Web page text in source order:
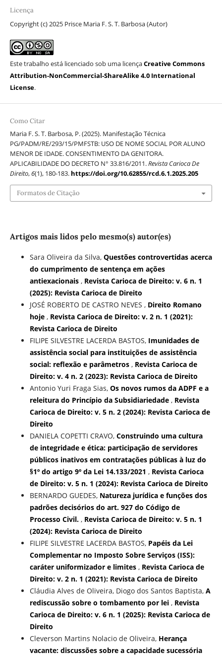
Licença
Copyright (c) 2025 Prisce Maria F. S. T. Barbosa (Autor)
Este trabalho está licenciado sob uma licençaCreative Commons
Attribution-NonCommercial-ShareAlike 4.0 International
License.
Como Citar
Maria F. S. T. Barbosa, P. (2025). Manifestação Técnica
PG/PADM/RE/293/15/PMFSTB: USO DE NOME SOCIAL POR ALUNO
MENOR DE IDADE. CONSENTIMENTO DA GENITORA.
APLICABILIDADE DO DECRETO N° 33.816/2011.Revista Carioca De
Direito,6(1), 180-183. https://doi.org/10.62855/rcd.6.1.2025.205
Formatos de Citação
Artigos mais lidos pelo mesmo(s) autor(es)
Sara Oliveira da Silva, Questões controvertidas acerca
do cumprimento de sentença em ações
antiexacionais , Revista Carioca de Direito: v. 6 n. 1
(2025): Revista Carioca de Direito
JOSÉ ROBERTO DE CASTRO NEVES , Direito Romano
hoje , Revista Carioca de Direito: v. 2 n. 1 (2021):
Revista Carioca de Direito
FILIPE SILVESTRE LACERDA BASTOS, Imunidades de
assistência social para instituições de assistência
social: reflexão e parâmetros , Revista Carioca de
Direito: v. 4 n. 2 (2023): Revista Carioca de Direito
Antonio Yuri Fraga Sias, Os novos rumos da ADPF e a
releitura do Princípio da Subsidiariedade , Revista
Carioca de Direito: v. 5 n. 2 (2024): Revista Carioca de
Direito
DANIELA COPETTI CRAVO, Construindo uma cultura
de integridade e ética: participação de servidores
públicos inativos em contratações públicas à luz do
§1º do artigo 9º da Lei 14.133/2021 , Revista Carioca
de Direito: v. 5 n. 1 (2024): Revista Carioca de Direito
BERNARDO GUEDES, Natureza jurídica e funções dos
padrões decisórios do art. 927 do Código de
Processo Civil. , Revista Carioca de Direito: v. 5 n. 1
(2024): Revista Carioca de Direito
FILIPE SILVESTRE LACERDA BASTOS, Papéis da Lei
Complementar no Imposto Sobre Serviços (ISS):
caráter uniformizador e limites , Revista Carioca de
Direito: v. 2 n. 1 (2021): Revista Carioca de Direito
Cláudia Alves de Oliveira, Diogo dos Santos Baptista, A
rediscussão sobre o tombamento por lei , Revista
Carioca de Direito: v. 6 n. 1 (2025): Revista Carioca de
Direito
Cleverson Martins Nolacio de Oliveira, Herança
vacante: discussões sobre a capacidade sucessória